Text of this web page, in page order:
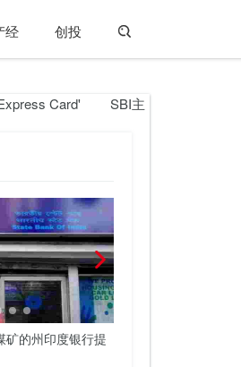
经 创投
Card' SBI主席Rajnish Kumar表
矿的州印度银行提